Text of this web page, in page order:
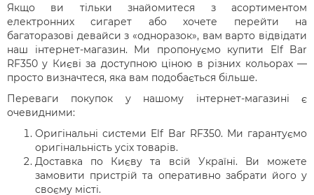
Якщо ви тільки знайомитеся з асортиментом
електронних сигарет або хочете перейти на
багаторазові девайси з «одноразок», вам варто відвідати
наш інтернет-магазин. Ми пропонуємо купити Elf Bar
RF350 у Києві за доступною ціною в різних кольорах —
просто визначтеся, яка вам подобається більше.
Переваги покупок у нашому інтернет-магазині є
очевидними:
Оригінальні системи Elf ​​Bar RF350. Ми гарантуємо
оригінальність усіх товарів.
Доставка по Києву та всій Україні. Ви можете
замовити пристрій та оперативно забрати його у
своєму місті.